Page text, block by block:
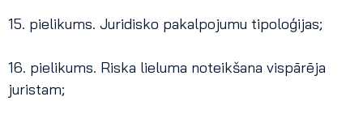
15. pielikums. Juridisko pakalpojumu tipoloģijas;
16. pielikums. Riska lieluma noteikšana vispārēja
juristam;